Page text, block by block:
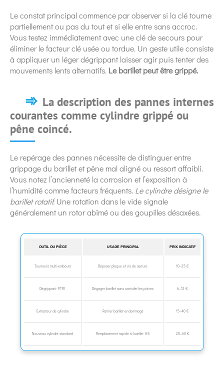
Le constat principal commence par observer si la clé tourne
partiellement ou pas du tout et si elle entre sans accroc.
Vous testez immédiatement avec une clé de secours pour
éliminer le facteur clé usée ou tordue. Un geste utile consiste
à appliquer un léger dégrippant laisser agir puis tenter des
mouvements lents alternatifs. Le barillet peut être grippé.
La description des pannes internes
courantes comme cylindre grippé ou
pêne coincé.
Le repérage des pannes nécessite de distinguer entre
grippage du barillet et pêne mal aligné ou ressort affaibli.
Vous notez l’ancienneté la corrosion et l’exposition à
l’humidité comme facteurs fréquents. Le cylindre désigne le
barillet rotatif.Une rotation dans le vide signale
généralement un rotor abîmé ou des goupilles désaxées.
OUTIL OU PIÈCE USAGE PRINCIPAL PRIX INDICATIF
Tournevis multi‑embouts Déposer plaque et vis de serrure 10–25 €
Dégrippant PTFE Dégager barillet sans corroder les pièces 6–12 €
Extracteur de cylindre Retirer barillet endommagé 15–40 €
Nouveau cylindre standard Remplacement rapide si barillet HS 20–60 €